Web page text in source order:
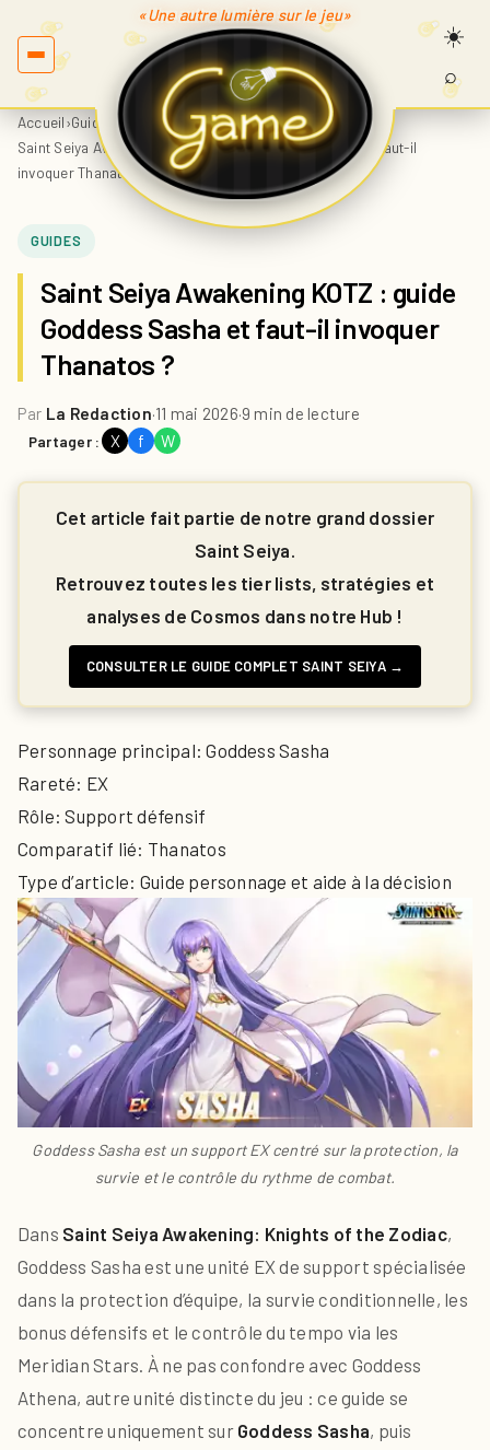
«Une autre lumière sur le jeu»
⌕
Accueil›Guides ›
Saint Seiya Awakening KOTZ : guide Goddess Sasha et faut-il
invoquer Thanatos ?
GUIDES
Saint Seiya Awakening KOTZ : guide
Goddess Sasha et faut-il invoquer
Thanatos ?
Par La Redaction·11 mai 2026·9 min de lecture
Partager : X f W
Cet article fait partie de notre grand dossier
Saint Seiya.
Retrouvez toutes les tier lists, stratégies et
analyses de Cosmos dans notre Hub !
CONSULTER LE GUIDE COMPLET SAINT SEIYA →
Personnage principal: Goddess Sasha
Rareté: EX
Rôle: Support défensif
Comparatif lié: Thanatos
Type d’article: Guide personnage et aide à la décision
Goddess Sasha est un support EX centré sur la protection, la
survie et le contrôle du rythme de combat.
Dans Saint Seiya Awakening: Knights of the Zodiac,
Goddess Sasha est une unité EX de support spécialisée
dans la protection d’équipe, la survie conditionnelle, les
bonus défensifs et le contrôle du tempo via les
Meridian Stars. À ne pas confondre avec Goddess
Athena, autre unité distincte du jeu : ce guide se
concentre uniquement sur Goddess Sasha, puis